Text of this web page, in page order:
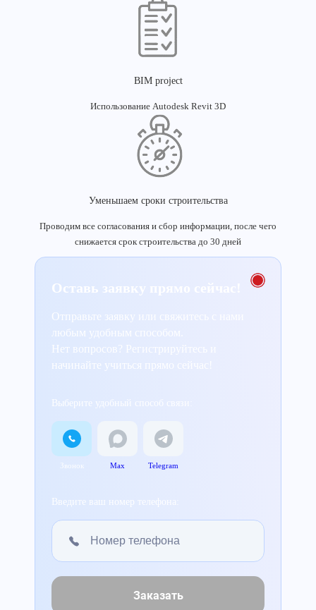
BIM project
Использование Autodesk Revit 3D
Уменьшаем сроки строительства
Проводим все согласования и сбор информации, после чего
снижается срок строительства до 30 дней
Оставь заявку прямо сейчас!
Отправьте заявку или свяжитесь с нами
любым удобным способом.
Нет вопросов? Регистрируйтесь и
начинайте учиться прямо сейчас!
Выберите удобный способ связи:
Звонок Max Telegram
Введите ваш номер телефона:
Заказать